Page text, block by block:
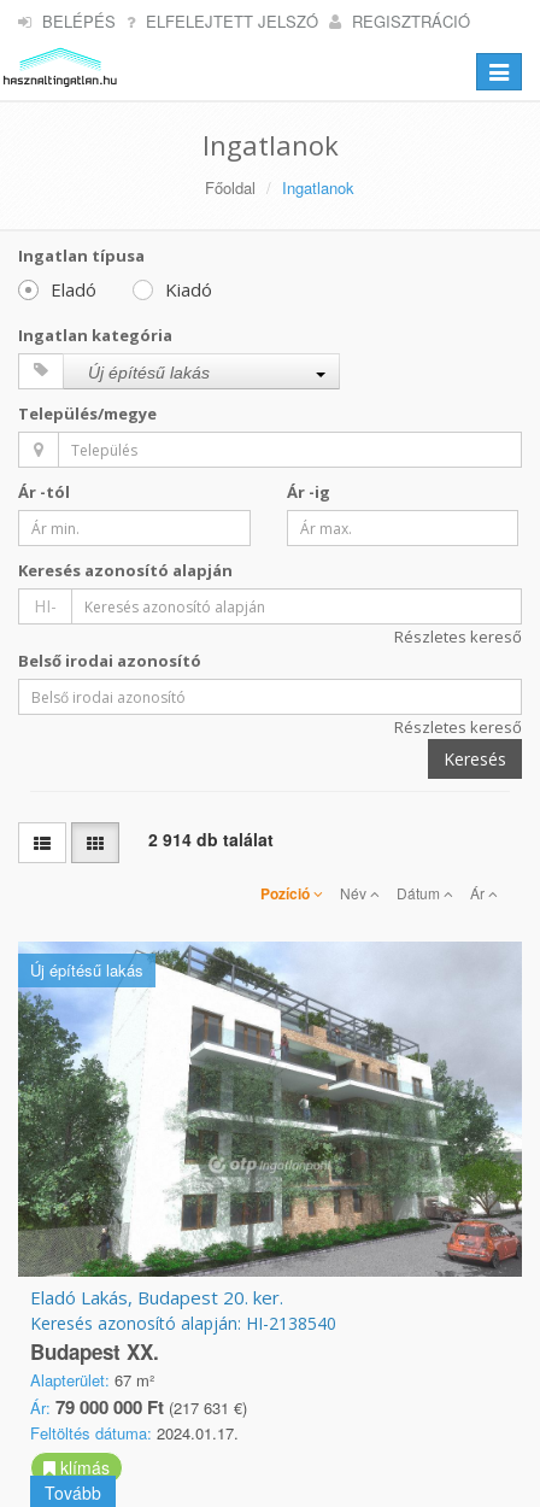
BELÉPÉS ELFELEJTETT JELSZÓ REGISZTRÁCIÓ
Toggle
Ingatlanok
Főoldal Ingatlanok
Ingatlan típusa
Eladó Kiadó
Ingatlan kategória
Új építésű lakás
Település/megye
Ár -tól Ár -ig
Keresés azonosító alapján
HI-
Részletes kereső
Belső irodai azonosító
Részletes kereső
Keresés
2 914 db találat
Pozíció Név Dátum Ár
Új építésű lakás
Eladó Lakás, Budapest 20. ker.
Keresés azonosító alapján: HI-2138540
Budapest XX.
Alapterület: 67 m²
Ár: 79 000 000 Ft (217 631 €)
Feltöltés dátuma: 2024.01.17.
klímás
Tovább